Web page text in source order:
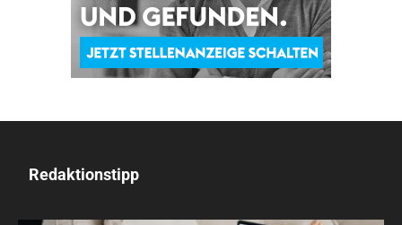
Redaktionstipp